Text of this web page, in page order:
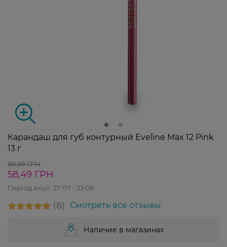
Карандаш для губ контурный Eveline Max 12 Pink
13 г
89,99 ГРН
58,49 ГРН
Період акції: 27 07 - 23 08
8 Смотреть все отзывы
Наличие в магазинах